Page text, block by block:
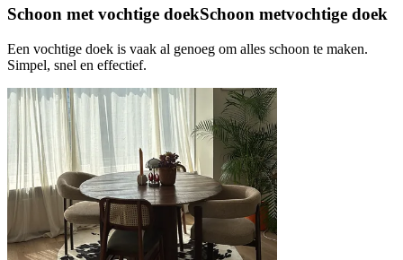
Schoon met vochtige doekSchoon metvochtige doek
Een vochtige doek is vaak al genoeg om alles schoon te maken.
Simpel, snel en effectief.